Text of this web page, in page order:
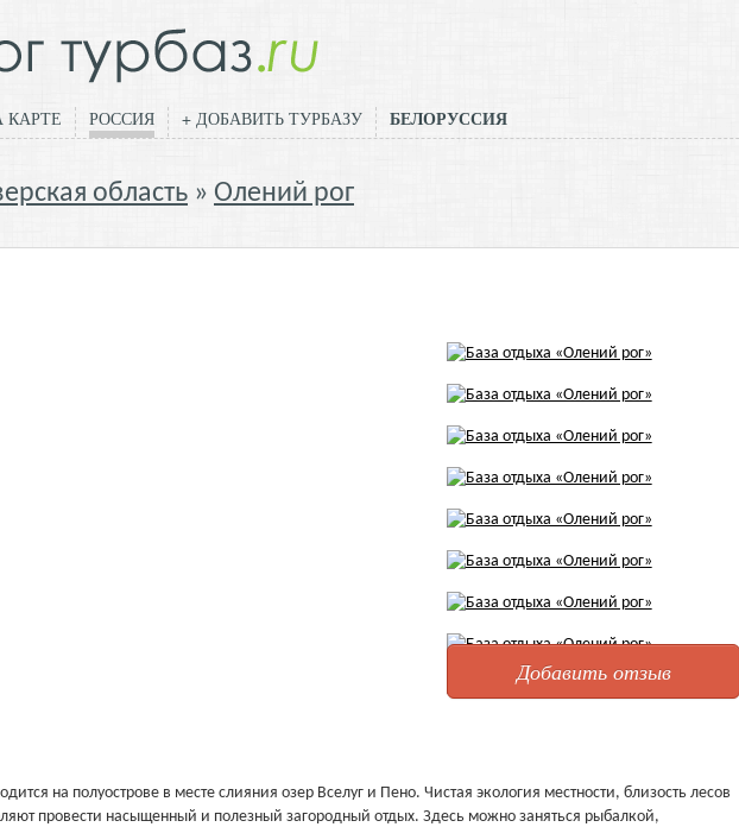
КАРТЕ РОССИЯ + ДОБАВИТЬ ТУРБАЗУ БЕЛОРУССИЯ
область Олений рог
Добавить отзыв
на полуострове в месте слияния озер Вселуг и Пено. Чистая экология местности, близость лесов
провести насыщенный и полезный загородный отдых. Здесь можно заняться рыбалкой,